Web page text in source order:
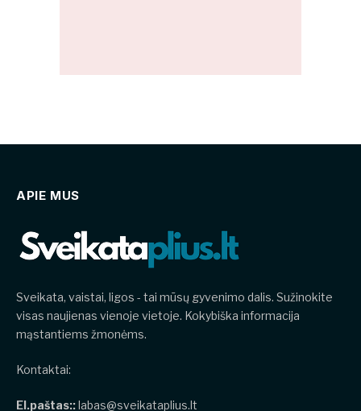
APIE MUS
Sveikata, vaistai, ligos - tai mūsų gyvenimo dalis. Sužinokite
visas naujienas vienoje vietoje. Kokybiška informacija
mąstantiems žmonėms.
Kontaktai:
El.paštas::labas@sveikataplius.lt